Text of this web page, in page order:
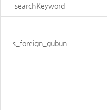
searchKeyword
s_foreign_gubun